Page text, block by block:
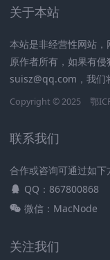
关于本站
本站是非经营性网站
原作者所有，如果有
suisz@qq.com，我们
Copyright © 2025 鄂
联系我们
合作或咨询可通过如下
QQ：867800868
微信：MacNode
关注我们